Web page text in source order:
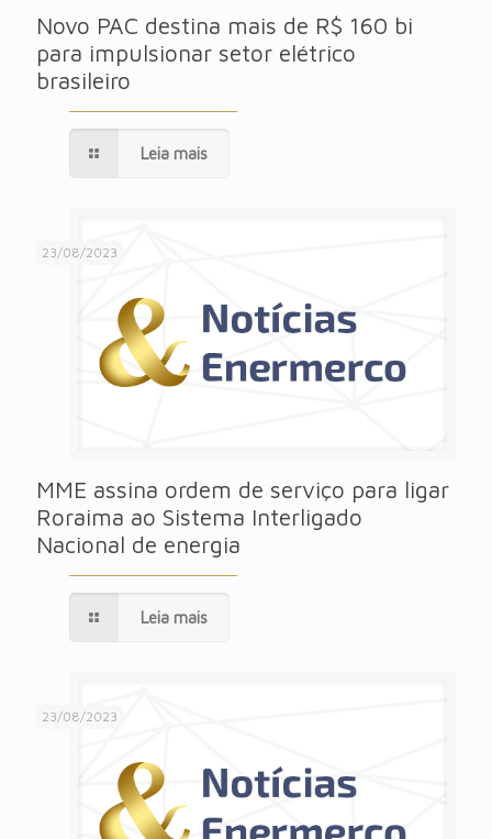
Novo PAC destina mais de R$ 160 bi
para impulsionar setor elétrico
brasileiro
Leia mais
23/08/2023
MME assina ordem de serviço para ligar
Roraima ao Sistema Interligado
Nacional de energia
Leia mais
23/08/2023